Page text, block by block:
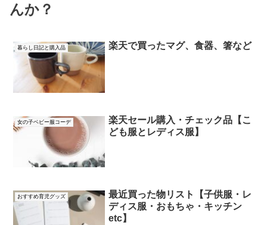
んか？
暮らし日記と購入品 楽天で買ったマグ、食器、箸など
女の子ベビー服コーデ
楽天セール購入・チェック品【こ
ども服とレディス服】
おすすめ育児グッズ
最近買った物リスト【子供服・レ
ディス服・おもちゃ・キッチン
etc】